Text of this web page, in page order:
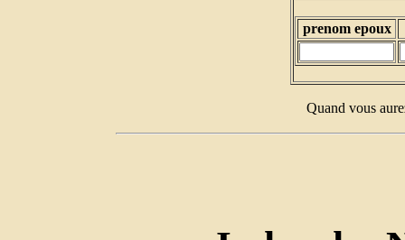
prenom epoux
Quand vous